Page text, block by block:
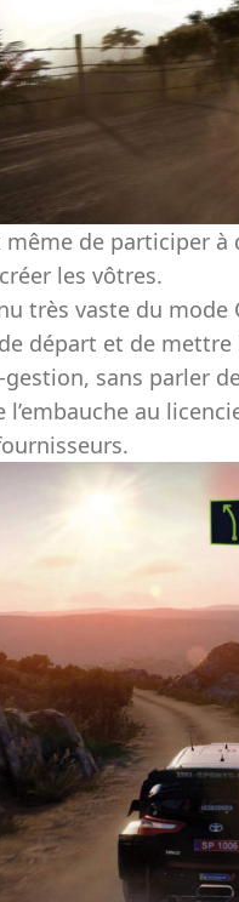
même de participer
les vôtres.
très vaste du
départ et de
sans parler
l’embauche au